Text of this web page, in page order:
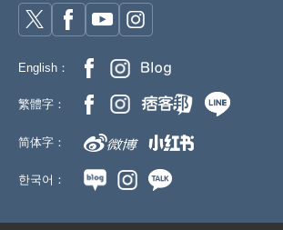
English：
繁體字：
简体字：
한국어：